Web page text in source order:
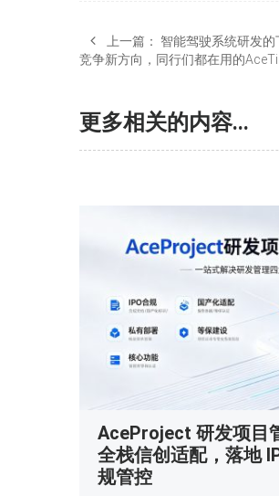
上一篇： 智能驾驶系统研发
竞争新方向，同行们都在用的
更多相关的内容...
AceProject 研发项目
全栈信创适配，落地
规管控